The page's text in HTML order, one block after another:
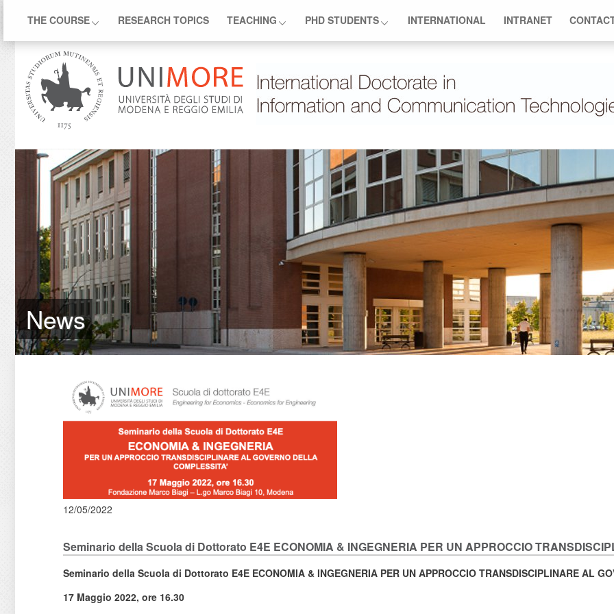
THE COURSE RESEARCH TOPICS TEACHING PHD STUDENTS INTERNATIONAL INTRANET
News
12/05/2022
Seminario della Scuola di Dottorato E4E ECONOMIA & INGEGNERIA PER UN APPROCCIO
Seminario della Scuola di Dottorato E4E ECONOMIA & INGEGNERIA PER UN APPROCCIO TRANSDISCIPLINARE AL
17 Maggio 2022, ore 16.30